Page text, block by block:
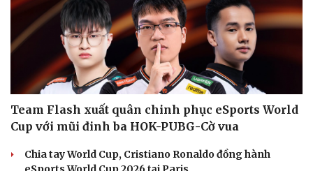
Team Flash xuất quân chinh phục eSports World
Cup với mũi đinh ba HOK-PUBG-Cờ vua
Chia tay World Cup, Cristiano Ronaldo đồng hành